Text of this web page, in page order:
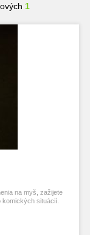
1
na myš, zažijete
situácií.